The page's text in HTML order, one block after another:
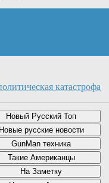
катастрофа